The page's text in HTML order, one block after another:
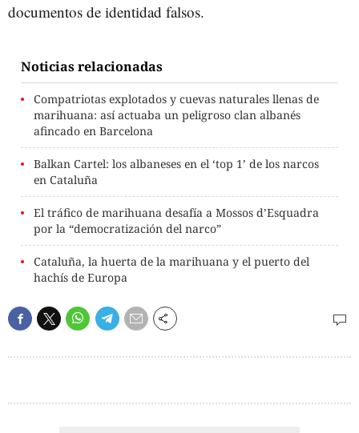
documentos de identidad falsos.
Noticias relacionadas
Compatriotas explotados y cuevas naturales llenas de
marihuana: así actuaba un peligroso clan albanés
afincado en Barcelona
Balkan Cartel: los albaneses en el ‘top 1’ de los narcos
en Cataluña
El tráfico de marihuana desafía a Mossos d’Esquadra
por la “democratización del narco”
Cataluña, la huerta de la marihuana y el puerto del
hachís de Europa